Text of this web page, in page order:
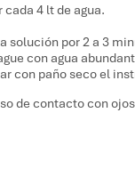
4 lt de agua.
solución por 2 a 3
con agua
con paño seco el
de contacto con